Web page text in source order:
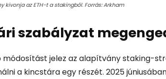
kivonja az ETH-t a stakingből. Forrás: Arkham
szabályzat
módosítást jelez az alapítvány staking-
a kincstára egy részét. 2025